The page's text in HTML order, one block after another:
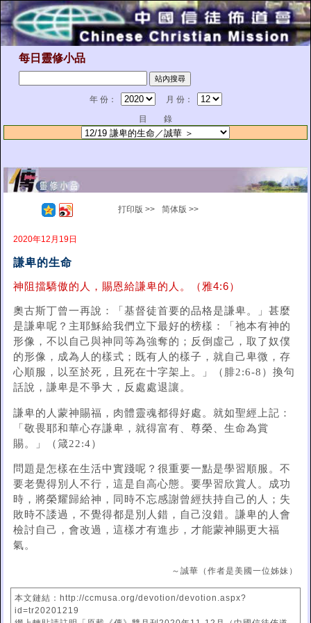
每日靈修小品
年 份：
月 份：
目 錄
打印版 >> 简体版 >>
2020年12月19日
謙卑的生命
神阻擋驕傲的人，賜恩給謙卑的人。（雅4:6）
奧古斯丁曾一再說：「基督徒首要的品格是謙卑。」甚麼
是謙卑呢？主耶穌給我們立下最好的榜樣：「祂本有神的
形像，不以自己與神同等為強奪的；反倒虛己，取了奴僕
的形像，成為人的樣式；既有人的樣子，就自己卑微，存
心順服，以至於死，且死在十字架上。」（腓2:6-8）換句
話說，謙卑是不爭大，反處處退讓。
謙卑的人蒙神賜福，肉體靈魂都得好處。就如聖經上記：
「敬畏耶和華心存謙卑，就得富有、尊榮、生命為賞
賜。」（箴22:4）
問題是怎樣在生活中實踐呢？很重要一點是學習順服。不
要老覺得別人不行，這是自高心態。要學習欣賞人。成功
時，將榮耀歸給神，同時不忘感謝曾經扶持自己的人；失
敗時不諉過，不覺得都是別人錯，自己沒錯。謙卑的人會
檢討自己，會改過，這樣才有進步，才能蒙神賜更大福
氣。
～誠華（作者是美國一位姊妹）
本文鏈結：http://ccmusa.org/devotion/devotion.aspx?
id=tr20201219